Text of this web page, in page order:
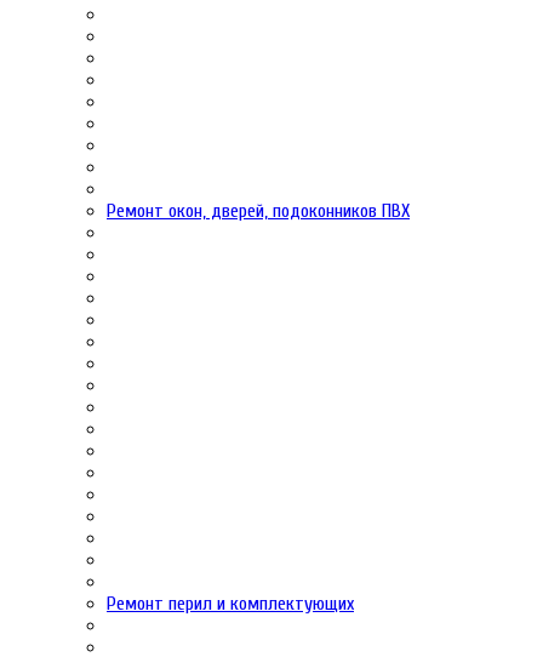
Ремонт окон, дверей, подоконников ПВХ
Ремонт перил и комплектующих